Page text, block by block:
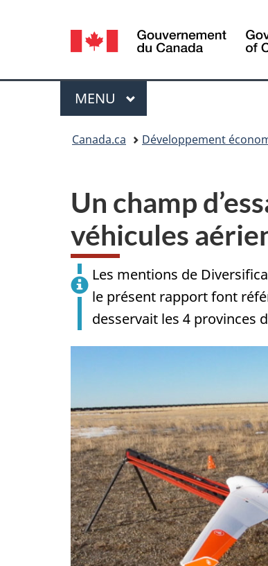
Sélection
de
la
langue
Menu
MENU PRINCIPAL
Canada.ca Développement
Un champ
véhicules
Les mentions de
le présent rapport font
desservait les 4 provinces